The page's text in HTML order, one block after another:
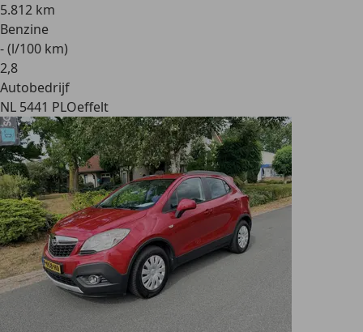
5.812 km
Benzine
- (l/100 km)
2,8
Autobedrijf
NL 5441 PLOeffelt